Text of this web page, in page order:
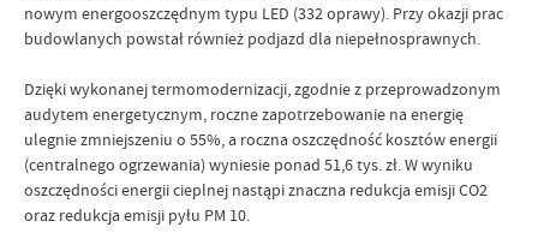
nowym energooszczędnym typu LED (332 oprawy). Przy okazji prac
budowlanych powstał również podjazd dla niepełnosprawnych.
Dzięki wykonanej termomodernizacji, zgodnie z przeprowadzonym
audytem energetycznym, roczne zapotrzebowanie na energię
ulegnie zmniejszeniu o 55%, a roczna oszczędność kosztów energii
(centralnego ogrzewania) wyniesie ponad 51,6 tys. zł. W wyniku
oszczędności energii cieplnej nastąpi znaczna redukcja emisji CO2
oraz redukcja emisji pyłu PM 10.